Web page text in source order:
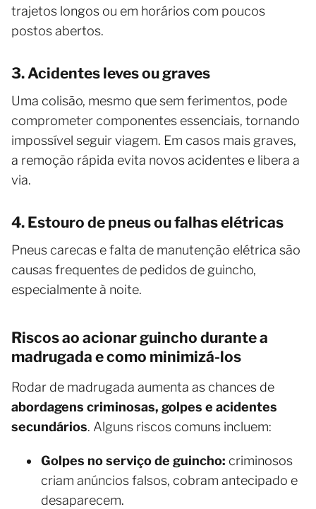
trajetos longos ou em horários com poucos
postos abertos.
3. Acidentes leves ou graves
Uma colisão, mesmo que sem ferimentos, pode
comprometer componentes essenciais, tornando
impossível seguir viagem. Em casos mais graves,
a remoção rápida evita novos acidentes e libera a
via.
4. Estouro de pneus ou falhas elétricas
Pneus carecas e falta de manutenção elétrica são
causas frequentes de pedidos de guincho,
especialmente à noite.
Riscos ao acionar guincho durante a
madrugada e como minimizá-los
Rodar de madrugada aumenta as chances de
abordagens criminosas, golpes e acidentes
secundários. Alguns riscos comuns incluem:
Golpes no serviço de guincho: criminosos
criam anúncios falsos, cobram antecipado e
desaparecem.